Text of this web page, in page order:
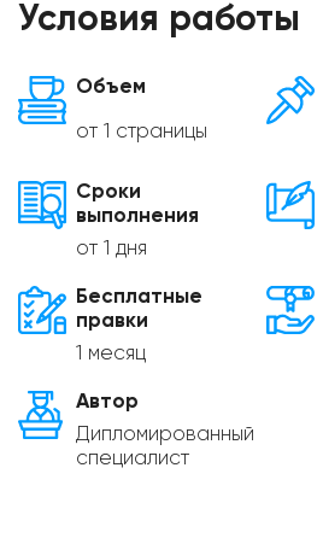
Условия работы
Объем
от 1 страницы
Сроки
выполнения
от 1 дня
Бесплатные
правки
1 месяц
Автор
Дипломированный
специалист